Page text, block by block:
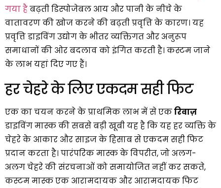
गया हैबढ़ती डिस्पोजेबल आय और पानी के नीचे के
वातावरण की खोज करने की बढ़ती प्रवृत्ति के कारण। यह
प्रवृत्ति डाइविंग उद्योग के भीतर व्यक्तिगत और अनुरूप
समाधानों की ओर बदलाव को इंगित करती है। कस्टम जाने
के लाभ यहां दिए गए हैं।
हर चेहरे के लिए एकदम सही फिट
एक का चयन करने के प्राथमिक लाभ में से एकरिवाज़
डाइविंग मास्क की सबसे बड़ी खूबी यह है कि यह हर व्यक्ति के
चेहरे के आकार और साइज के हिसाब से एकदम सही फिट
प्रदान करता है। पारंपरिक मास्क के विपरीत, जो अलग-
अलग चेहरे की संरचनाओं को समायोजित नहीं कर सकते,
कस्टम मास्क एक आरामदायक और आरामदायक फिट